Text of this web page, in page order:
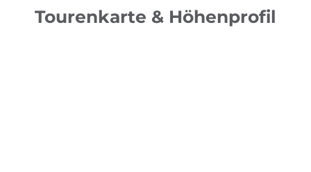
Tourenkarte & Höhenprofil